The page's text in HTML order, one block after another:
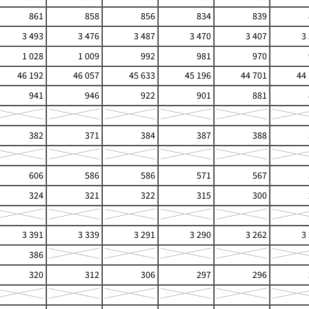
861
858 856 834 839
3 493
3 476 3 487 3 470 3 407
3
1 028
1 009 992 981 970
46 192
46 057 45 633 45 196 44 701
44
941
946 922 901 881
382 371 384 387 388
606 586 586 571 567
324
321 322 315 300
3 391 3 339 3 291 3 290 3 262
3
386
320
312 306 297 296